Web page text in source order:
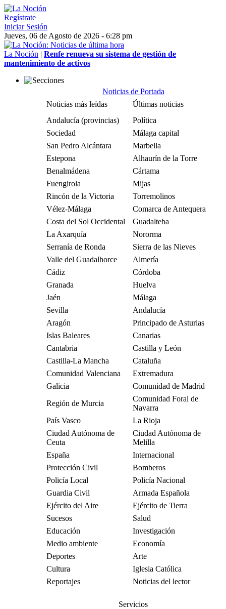
Regístrate
Iniciar Sesión
Jueves, 06 de Agosto de 2026 - 6:28 pm
La Noción | Renfe renueva su sistema de gestión de
mantenimiento de activos
Noticias de Portada
Noticias más leídas
Últimas noticias
Andalucía (provincias)
Política
Sociedad
Málaga capital
San Pedro Alcántara
Marbella
Estepona
Alhaurín de la Torre
Benalmádena
Cártama
Fuengirola
Mijas
Rincón de la Victoria
Torremolinos
Vélez-Málaga
Comarca de Antequera
Costa del Sol Occidental
Guadalteba
La Axarquía
Nororma
Serranía de Ronda
Sierra de las Nieves
Valle del Guadalhorce
Almería
Cádiz
Córdoba
Granada
Huelva
Jaén
Málaga
Sevilla
Andalucía
Aragón
Principado de Asturias
Islas Baleares
Canarias
Cantabria
Castilla y León
Castilla-La Mancha
Cataluña
Comunidad Valenciana
Extremadura
Galicia
Comunidad de Madrid
Región de Murcia
Comunidad Foral de
Navarra
País Vasco
La Rioja
Ciudad Autónoma de
Ceuta
Ciudad Autónoma de
Melilla
España
Internacional
Protección Civil
Bomberos
Policía Local
Policía Nacional
Guardia Civil
Armada Española
Ejército del Aire
Ejército de Tierra
Sucesos
Salud
Educación
Investigación
Medio ambiente
Economía
Deportes
Arte
Cultura
Iglesia Católica
Reportajes
Noticias del lector
Servicios